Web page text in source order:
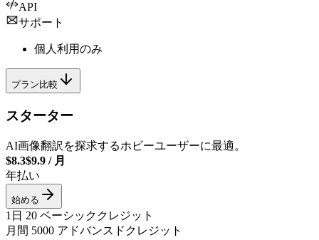
API
サポート
個人利用のみ
プラン比較
スターター
AI画像翻訳を探求するホビーユーザーに最適。
$8.3$9.9 / 月
年払い
始める
1日 20 ベーシッククレジット
月間 5000 アドバンスドクレジット